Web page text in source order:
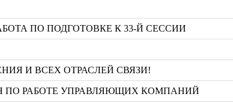
ПО ПОДГОТОВКЕ К 33-Й СЕССИИ
И ВСЕХ ОТРАСЛЕЙ СВЯЗИ!
ПО РАБОТЕ УПРАВЛЯЮЩИХ КОМПАНИЙ